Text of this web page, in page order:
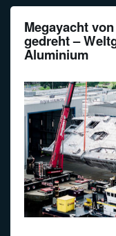
Megayacht
gedreht –
Aluminium